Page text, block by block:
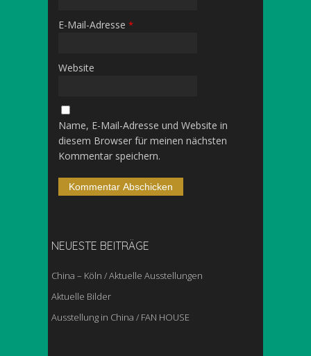
E-Mail-Adresse *
Website
Name, E-Mail-Adresse und Website in
diesem Browser für meinen nächsten
Kommentar speichern.
NEUESTE BEITRÄGE
China – Köln / Aktuelle Ausstellungen
Aktuelle Bilder
Ausstellung in China / FAN HOUSE